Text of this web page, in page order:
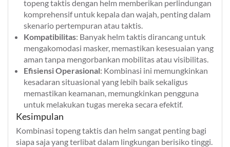
topeng taktis dengan helm memberikan perlindungan
komprehensif untuk kepala dan wajah, penting dalam
skenario pertempuran atau taktis.
Kompatibilitas: Banyak helm taktis dirancang untuk
mengakomodasi masker, memastikan kesesuaian yang
aman tanpa mengorbankan mobilitas atau visibilitas.
Efisiensi Operasional: Kombinasi ini memungkinkan
kesadaran situasional yang lebih baik sekaligus
memastikan keamanan, memungkinkan pengguna
untuk melakukan tugas mereka secara efektif.
Kesimpulan
Kombinasi topeng taktis dan helm sangat penting bagi
siapa saja yang terlibat dalam lingkungan berisiko tinggi.